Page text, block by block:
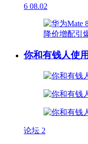
6 08.02
你和有钱人使
论坛 2